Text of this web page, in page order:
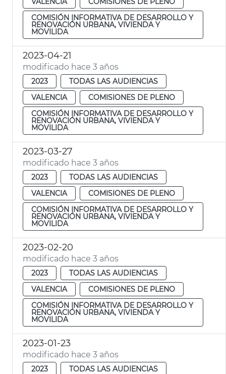
COMISIÓN INFORMATIVA DE DESARROLLO Y
RENOVACIÓN URBANA, VIVIENDA Y
MOVILIDA
2023-04-21
modificado hace 3 años
2023
TODAS LAS AUDIENCIAS
VALENCIA
COMISIONES DE PLENO
COMISIÓN INFORMATIVA DE DESARROLLO Y
RENOVACIÓN URBANA, VIVIENDA Y
MOVILIDA
2023-03-27
modificado hace 3 años
2023
TODAS LAS AUDIENCIAS
VALENCIA
COMISIONES DE PLENO
COMISIÓN INFORMATIVA DE DESARROLLO Y
RENOVACIÓN URBANA, VIVIENDA Y
MOVILIDA
2023-02-20
modificado hace 3 años
2023
TODAS LAS AUDIENCIAS
VALENCIA
COMISIONES DE PLENO
COMISIÓN INFORMATIVA DE DESARROLLO Y
RENOVACIÓN URBANA, VIVIENDA Y
MOVILIDA
2023-01-23
modificado hace 3 años
2023
TODAS LAS AUDIENCIAS